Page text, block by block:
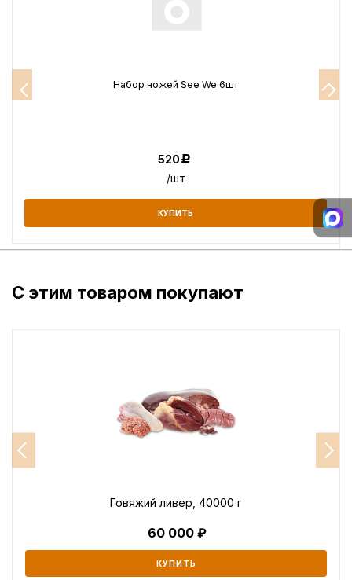
Набор ножей See We 6шт
520Р
/шт
КУПИТЬ
С этим товаром покупают
Говяжий ливер, 40000 г
60 000
КУПИТЬ